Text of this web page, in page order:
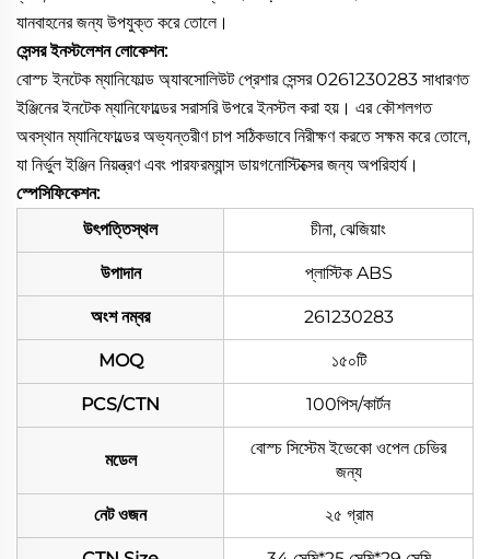
যানবাহনের জন্য উপযুক্ত করে তোলে।
সেন্সর ইনস্টলেশন লোকেশন:
বোস্চ ইনটেক ম্যানিফোল্ড অ্যাবসোলিউট প্রেশার সেন্সর 0261230283 সাধারণত
ইঞ্জিনের ইনটেক ম্যানিফোল্ডের সরাসরি উপরে ইনস্টল করা হয়। এর কৌশলগত
অবস্থান ম্যানিফোল্ডের অভ্যন্তরীণ চাপ সঠিকভাবে নিরীক্ষণ করতে সক্ষম করে তোলে,
যা নির্ভুল ইঞ্জিন নিয়ন্ত্রণ এবং পারফরম্যান্স ডায়গনোস্টিক্সের জন্য অপরিহার্য।
স্পেসিফিকেশন:
উৎপত্তিস্থল
চীনা, ঝেজিয়াং
উপাদান প্লাস্টিক ABS
অংশ নম্বর 261230283
MOQ ১৫০টি
PCS/CTN 100পিস/কার্টন
মডেল
বোস্চ সিস্টেম ইভেকো ওপেল চেভির
জন্য
নেট ওজন ২৫ গ্রাম